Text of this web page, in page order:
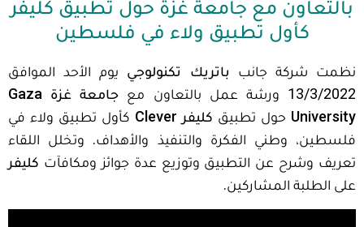
بالتعاون مع جامعة غزة حول تطبيق كليفر
كأول تطبيق ولاء في فلسطين
نظمت شركة جانب باتريك تكنولوجي يوم الأحد الموافق
13/3/2022 ورشة عمل بالتعاون مع
جامعة غزة Gaza
University حول تطبيق كليفر Clever
كأول تطبيق ولاء في
فلسطين، وطني الفكرة والتنفيذ والأهداف. وتخلل اللقاء
تعريف وشرح عن التطبيق وتوزيع عدة جوائز ومكافآت كليفر
على الطلبة المشاركين.